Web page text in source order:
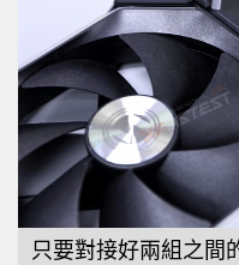
只要對接好兩組之間